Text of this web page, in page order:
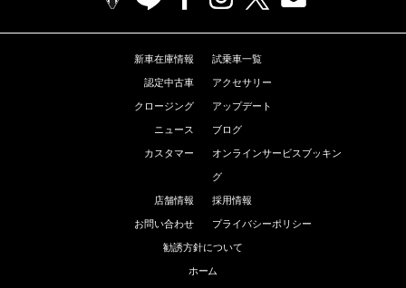
新車在庫情報
試乗車一覧
認定中古車
アクセサリー
クロージング
アップデート
ニュース
ブログ
カスタマー
オンラインサービスブッキン
グ
店舗情報
採用情報
お問い合わせ
プライバシーポリシー
勧誘方針について
ホーム